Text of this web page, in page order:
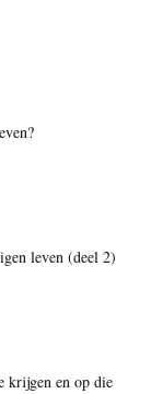
leven (deel 2)
krijgen en op die